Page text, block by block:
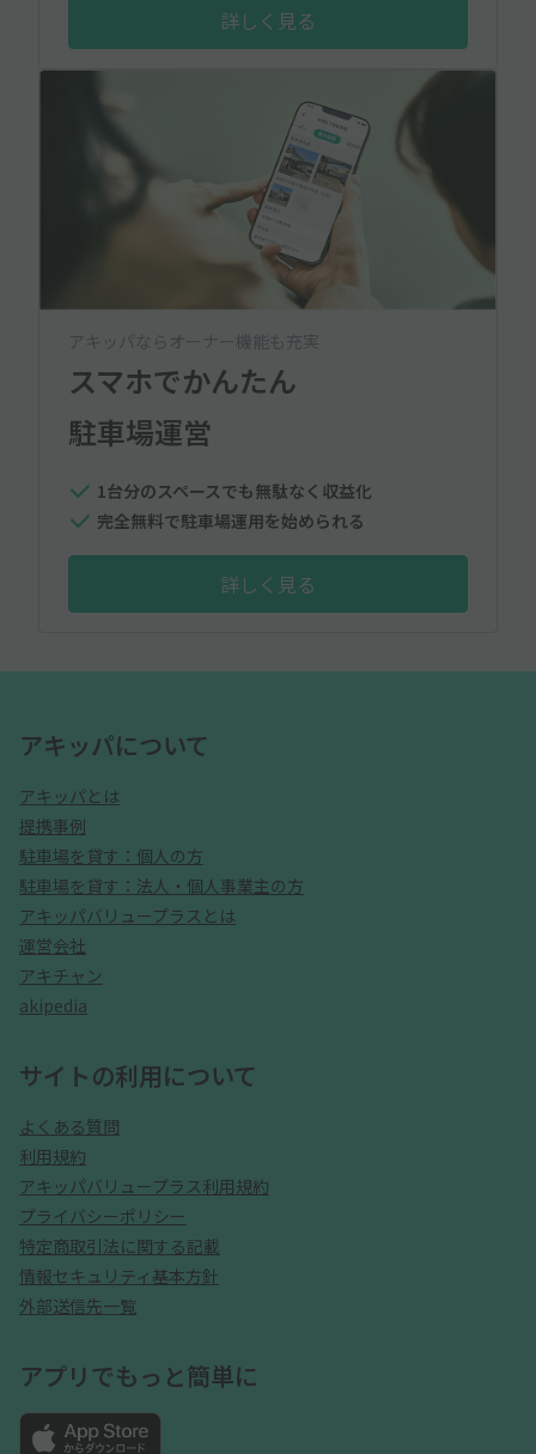
詳しく見る
アキッパならオーナー機能も充実
スマホでかんたん
駐車場運営
1台分のスペースでも無駄なく収益化
完全無料で駐車場運用を始められる
詳しく見る
アキッパについて
アキッパとは
提携事例
駐車場を貸す：個人の方
駐車場を貸す：法人・個人事業主の方
アキッパバリュープラスとは
運営会社
アキチャン
akipedia
サイトの利用について
よくある質問
利用規約
アキッパバリュープラス利用規約
プライバシーポリシー
特定商取引法に関する記載
情報セキュリティ基本方針
外部送信先一覧
アプリでもっと簡単に